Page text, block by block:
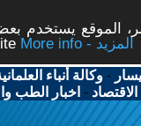
الموقع يستخدم
More info - المزيد
-وكالة أنباء
الاقتصاد - اخبار الطب